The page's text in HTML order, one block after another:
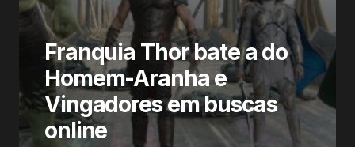
Franquia Thor bate a do
Homem-Aranha e
Vingadores em buscas
online